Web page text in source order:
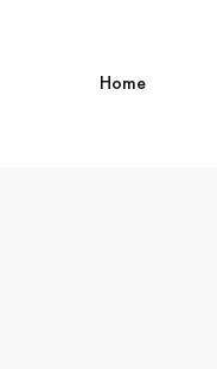
Home